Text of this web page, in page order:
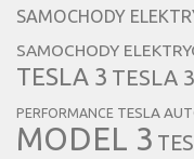
SAMOCHODY
SAMOCHODY
TESLA 3 TESLA
PERFORMANCE TESLA
MODEL 3